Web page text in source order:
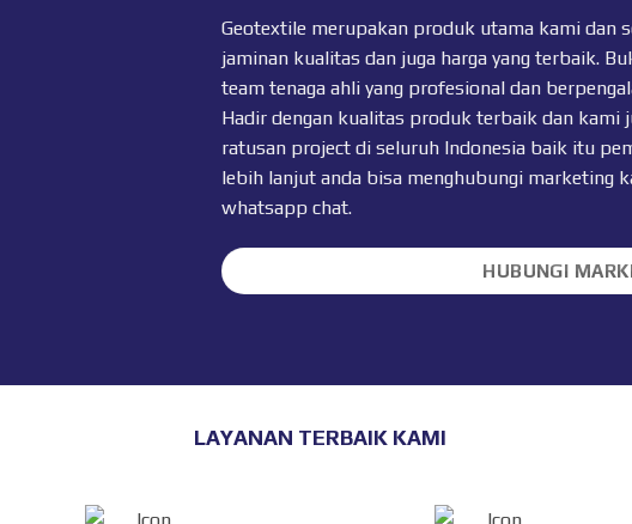
Geotextile merupakan produk utama kami dan
jaminan kualitas dan juga harga yang terbaik.
team tenaga ahli yang profesional dan
Hadir dengan kualitas produk terbaik dan kami
ratusan project di seluruh Indonesia baik itu
lebih lanjut anda bisa menghubungi marketing
whatsapp chat.
HUBUNGI
LAYANAN TERBAIK KAMI